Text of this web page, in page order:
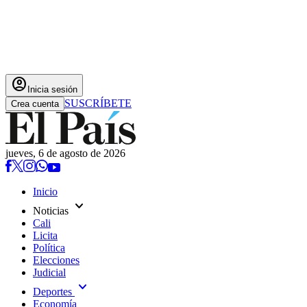
account_circle Inicia sesión
Crea cuenta SUSCRÍBETE
jueves, 6 de agosto de 2026
Inicio
Noticias expand_more
Cali
Licita
Política
Elecciones
Judicial
Deportes expand_more
Economía